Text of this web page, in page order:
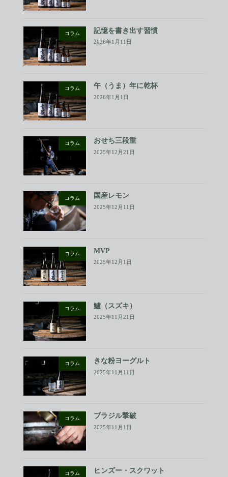
コラム 記憶を書き出す習慣
2026年1月11日
コラム 午（うま）年に乾杯
2026年1月1日
コラム おせち三段重
2025年12月21日
コラム 国産レモン
2025年12月11日
コラム MVP
2025年12月1日
コラム 鱸（スズキ）
2025年11月21日
コラム きな粉ヨーグルト
2025年11月11日
コラム ブラジル撃破
2025年11月1日
コラム ヒンズー・スクワット